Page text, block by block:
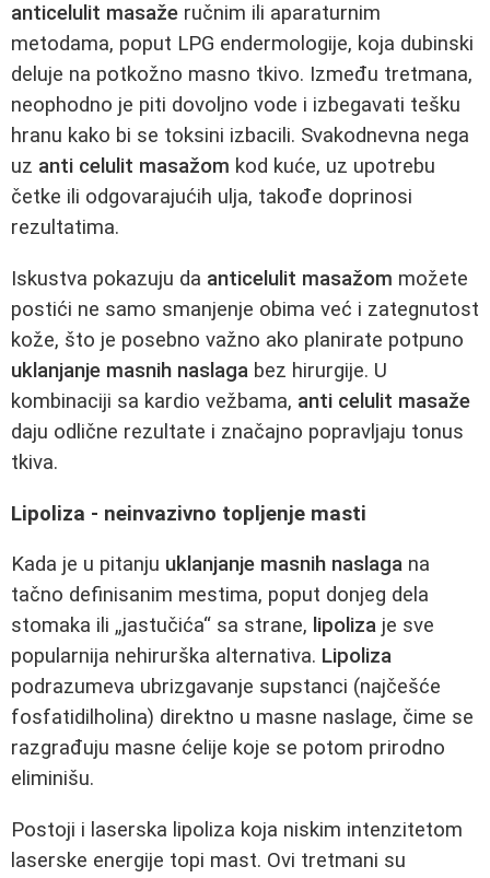
anticelulit masaže ručnim ili aparaturnim
metodama, poput LPG endermologije, koja dubinski
deluje na potkožno masno tkivo. Između tretmana,
neophodno je piti dovoljno vode i izbegavati tešku
hranu kako bi se toksini izbacili. Svakodnevna nega
uz anti celulit masažom kod kuće, uz upotrebu
četke ili odgovarajućih ulja, takođe doprinosi
rezultatima.
Iskustva pokazuju da anticelulit masažom možete
postići ne samo smanjenje obima već i zategnutost
kože, što je posebno važno ako planirate potpuno
uklanjanje masnih naslaga bez hirurgije. U
kombinaciji sa kardio vežbama, anti celulit masaže
daju odlične rezultate i značajno popravljaju tonus
tkiva.
Lipoliza - neinvazivno topljenje masti
Kada je u pitanju uklanjanje masnih naslaga na
tačno definisanim mestima, poput donjeg dela
stomaka ili „jastučića“ sa strane, lipoliza je sve
popularnija nehirurška alternativa. Lipoliza
podrazumeva ubrizgavanje supstanci (najčešće
fosfatidilholina) direktno u masne naslage, čime se
razgrađuju masne ćelije koje se potom prirodno
eliminišu.
Postoji i laserska lipoliza koja niskim intenzitetom
laserske energije topi mast. Ovi tretmani su